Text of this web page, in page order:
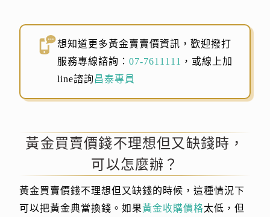
想知道更多黃金賣賣價資訊，歡迎撥打
服務專線諮詢：07-7611111 ，或線上加
line諮詢昌泰專員
黃金買賣價錢不理想但又缺錢時，
可以怎麼辦？
黃金買賣價錢不理想但又缺錢的時候，這種情況下
可以把黃金典當換錢。如果黃金收購價格太低，但